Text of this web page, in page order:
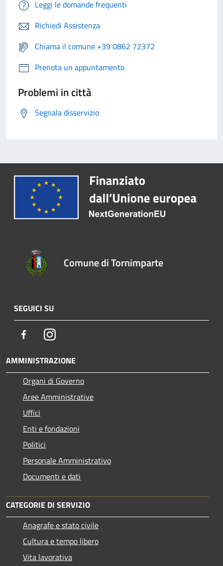
Leggi le domande frequenti
Richiedi Assistenza
Chiama il comune +39 0862 72372
Prenota un appuntamento
Problemi in città
Segnala disservizio
Comune di Tornimparte
SEGUICI SU
FacebookInstagram
AMMINISTRAZIONE
Organi di Governo
Aree Amministrative
Uffici
Enti e fondazioni
Politici
Personale Amministrativo
Documenti e dati
CATEGORIE DI SERVIZIO
Anagrafe e stato civile
Cultura e tempo libero
Vita lavorativa